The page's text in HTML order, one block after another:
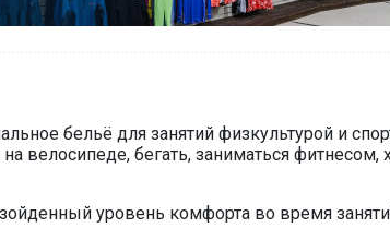
бельё для занятий физкультурой и
велосипеде, бегать, заниматься фитнесом,
уровень комфорта во время